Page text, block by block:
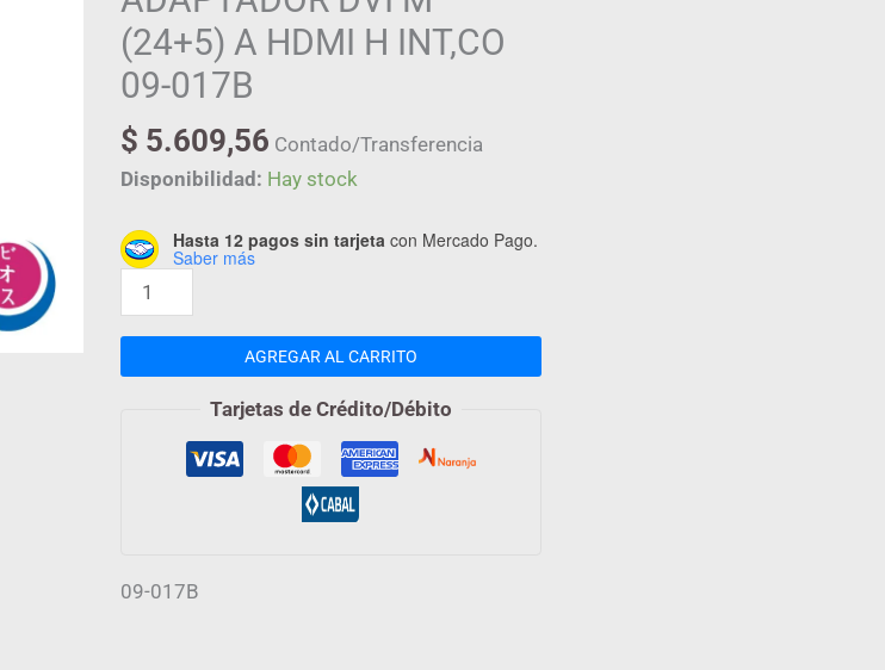
(24+5) A HDMI H INT,CO
09-017B
$ 5.609,56 Contado/Transferencia
Disponibilidad: Hay stock
Hasta 12 pagos sin tarjetacon Mercado Pago.
Saber más
(24+5)
A
HDMI
H
INT,CO
09-
cantidad
AGREGAR AL CARRITO
Tarjetas de Crédito/Débito
09-017B